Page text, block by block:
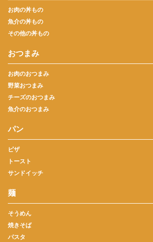
お肉の丼もの
魚介の丼もの
その他の丼もの
おつまみ
お肉のおつまみ
野菜おつまみ
チーズのおつまみ
魚介のおつまみ
パン
ピザ
トースト
サンドイッチ
麺
そうめん
焼きそば
パスタ